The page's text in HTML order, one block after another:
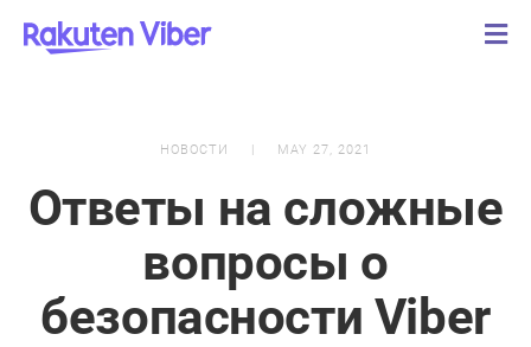
НОВОСТИ MAY 27, 2021
Ответы на сложные
вопросы о
безопасности Viber